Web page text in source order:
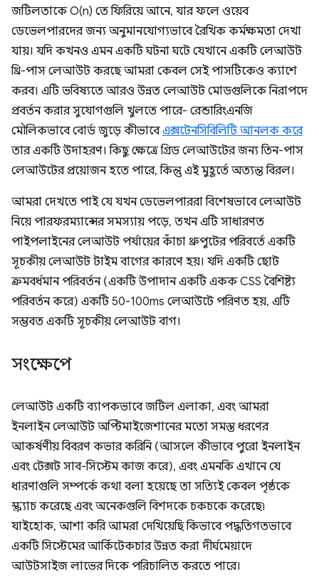
জটিলতাকে O(n) তে ফিরিয়ে আনে, যার ফলে ওয়েব
ডেভেলপারদের জন্য অনুমানযোগ্যভাবে রৈখিক কর্মক্ষমতা দেখা
যায়। যদি কখনও এমন একটি ঘটনা ঘটে যেখানে একটি লেআউট
থ্রি-পাস লেআউট করছে আমরা কেবল সেই পাসটিকেও ক্যাশে
করব। এটি ভবিষ্যতে আরও উন্নত লেআউট মোডগুলিকে নিরাপদে
প্রবর্তন করার সুযোগগুলি খুলতে পারে- রেন্ডারিংএনজি
মৌলিকভাবে বোর্ড জুড়ে কীভাবেএক্সটেনসিবিলিটি আনলক করে
তার একটি উদাহরণ। কিছু ক্ষেত্রে গ্রিড লেআউটের জন্য তিন-পাস
লেআউটের প্রয়োজন হতে পারে, কিন্তু এই মুহূর্তে অত্যন্ত বিরল।
আমরা দেখতে পাই যে যখন ডেভেলপাররা বিশেষভাবে লেআউট
নিয়ে পারফরম্যান্সের সমস্যায় পড়ে, তখন এটি সাধারণত
পাইপলাইনের লেআউট পর্যায়ের কাঁচা থ্রুপুটের পরিবর্তে একটি
সূচকীয় লেআউট টাইম বাগের কারণে হয়। যদি একটি ছোট
ক্রমবর্ধমান পরিবর্তন (একটি উপাদান একটি একক CSS বৈশিষ্ট্য
পরিবর্তন করে) একটি 50-100ms লেআউটে পরিণত হয়, এটি
সম্ভবত একটি সূচকীয় লেআউট বাগ।
সংক্ষেপে
লেআউট একটি ব্যাপকভাবে জটিল এলাকা, এবং আমরা
ইনলাইন লেআউট অপ্টিমাইজেশানের মতো সমস্ত ধরণের
আকর্ষণীয় বিবরণ কভার করিনি (আসলে কীভাবে পুরো ইনলাইন
এবং টেক্সট সাব-সিস্টেম কাজ করে), এবং এমনকি এখানে যে
ধারণাগুলি সম্পর্কে কথা বলা হয়েছে তা সত্যিই কেবল পৃষ্ঠকে
স্ক্র্যাচ করেছে এবং অনেকগুলি বিশদকে চকচকে করেছে৷
যাইহোক, আশা করি আমরা দেখিয়েছি কিভাবে পদ্ধতিগতভাবে
একটি সিস্টেমের আর্কিটেকচার উন্নত করা দীর্ঘমেয়াদে
আউটসাইজ লাভের দিকে পরিচালিত করতে পারে।